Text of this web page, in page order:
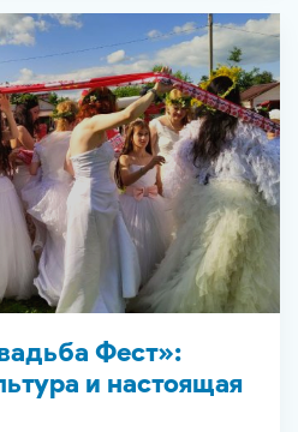
Фест»:
и настоящая